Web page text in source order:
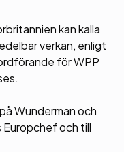
kan kalla
verkan, enligt
för WPP
Wunderman och
och till